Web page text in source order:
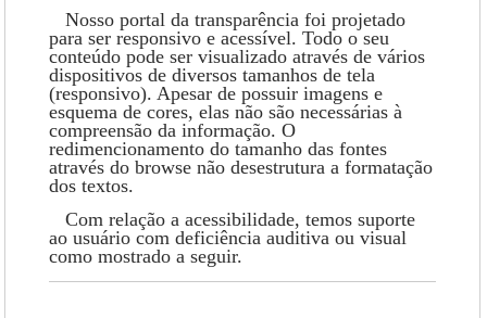
Nosso portal da transparência foi projetado
para ser responsivo e acessível. Todo o seu
conteúdo pode ser visualizado através de vários
dispositivos de diversos tamanhos de tela
(responsivo). Apesar de possuir imagens e
esquema de cores, elas não são necessárias à
compreensão da informação. O
redimencionamento do tamanho das fontes
através do browse não desestrutura a formatação
dos textos.
Com relação a acessibilidade, temos suporte
ao usuário com deficiência auditiva ou visual
como mostrado a seguir.